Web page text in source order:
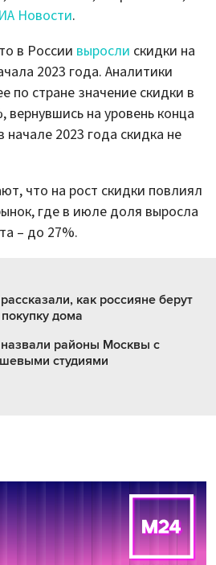
Новости.
в России выросли скидки на
2023 года. Аналитики
по стране значение скидки в
на уровень конца
начале 2023 года скидка не
что на рост скидки повлиял
где в июле доля выросла
– до 27%.
как россияне берут
дома
районы Москвы с
студиями